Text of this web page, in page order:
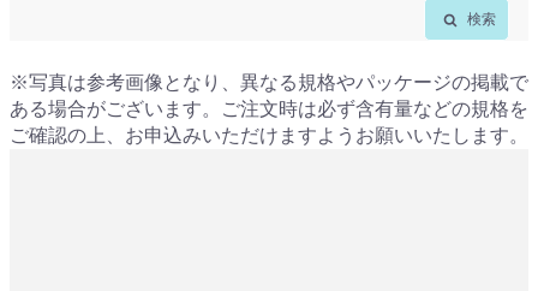
検索
※写真は参考画像となり、異なる規格やパッケージの掲載で
ある場合がございます。ご注文時は必ず含有量などの規格を
ご確認の上、お申込みいただけますようお願いいたします。